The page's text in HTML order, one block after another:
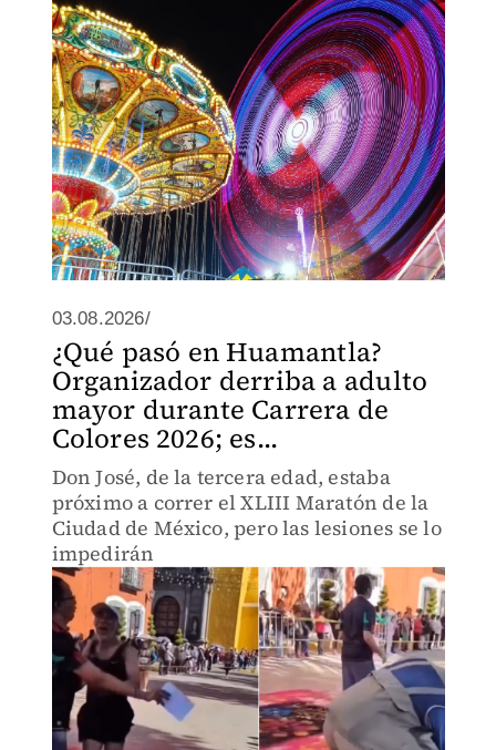
03.08.2026/
¿Qué pasó en Huamantla?
Organizador derriba a adulto
mayor durante Carrera de
Colores 2026; es...
Don José, de la tercera edad, estaba
próximo a correr el XLIII Maratón de la
Ciudad de México, pero las lesiones se lo
impedirán